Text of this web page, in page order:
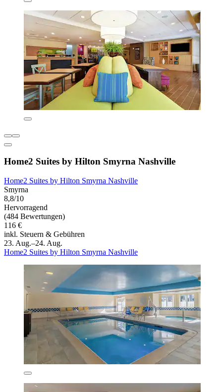
Home2 Suites by Hilton Smyrna Nashville
Home2 Suites by Hilton Smyrna Nashville
Smyrna
8,8/10
Hervorragend
(484 Bewertungen)
116 €
inkl. Steuern & Gebühren
23. Aug.–24. Aug.
Home2 Suites by Hilton Smyrna Nashville